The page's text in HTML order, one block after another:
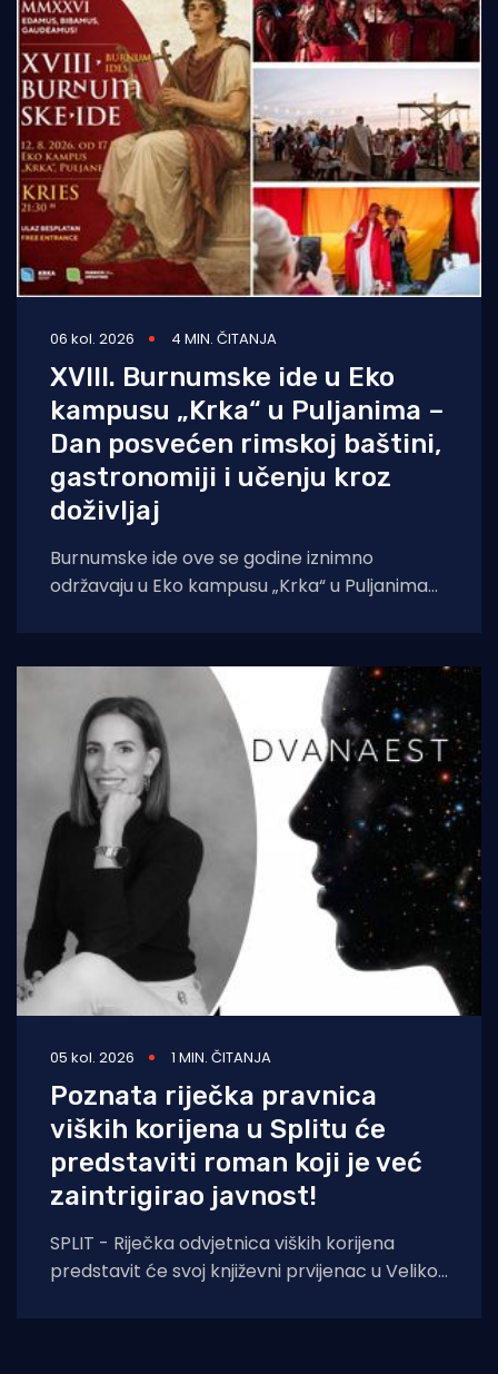
06 kol. 2026 4 MIN. ČITANJA
XVIII. Burnumske ide u Eko
kampusu „Krka“ u Puljanima –
Dan posvećen rimskoj baštini,
gastronomiji i učenju kroz
doživljaj
Burnumske ide ove se godine iznimno
održavaju u Eko kampusu „Krka“ u Puljanima
05 kol. 2026 1 MIN. ČITANJA
Poznata riječka pravnica
viških korijena u Splitu će
predstaviti roman koji je već
zaintrigirao javnost!
SPLIT - Riječka odvjetnica viških korijena
predstavit će svoj književni prvijenac u Velikoj